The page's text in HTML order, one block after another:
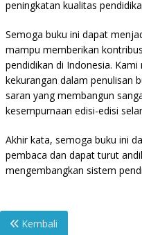
peningkatan kualitas
Semoga buku ini dapat
mampu memberikan
pendidikan di Indonesia.
kekurangan dalam penulisan
saran yang membangun
kesempurnaan edisi-edisi
Akhir kata, semoga buku ini
pembaca dan dapat turut
mengembangkan sistem
Kembali